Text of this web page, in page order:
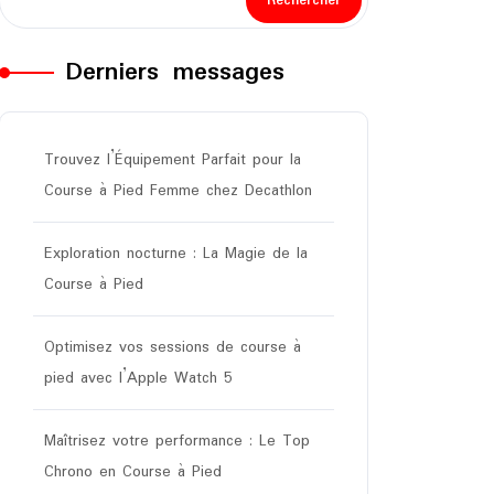
Derniers messages
Trouvez l’Équipement Parfait pour la
Course à Pied Femme chez Decathlon
Exploration nocturne : La Magie de la
Course à Pied
Optimisez vos sessions de course à
pied avec l’Apple Watch 5
Maîtrisez votre performance : Le Top
Chrono en Course à Pied